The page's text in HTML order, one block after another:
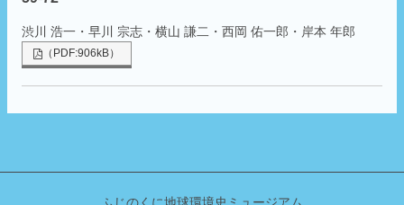
渋川 浩一・早川 宗志・横山 謙二・西岡 佑一郎・岸本 年郎
（PDF:906kB）
ふじのくに地球環境史ミュージアム